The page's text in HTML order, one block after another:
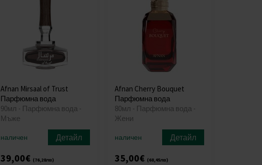
Afnan Mirsaal of Trust
Парфюмна вода
90мл - Парфюмна вода -
Мъже
наличен Детайл
39,00€ (76,28лв)
Afnan Cherry Bouquet
Парфюмна вода
80мл - Парфюмна вода -
Жени
наличен Детайл
35,00€ (68,45лв)